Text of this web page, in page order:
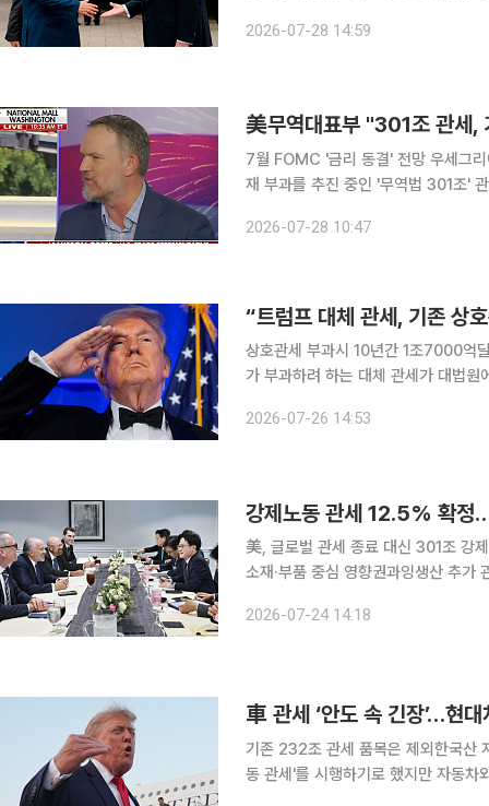
전날 대변인 명의 성명에서 미국이 양
2026-07-28 14:59
美무역대표부 "301조 관세,
7월 FOMC '금리 동결' 전망 우세그리어 대표 "관세
재 부과를 추진 중인 '무역법 301조'
연해 "연방준비제도(Fed·연준) 금리
2026-07-28 10:47
“트럼프 대체 관세, 기존 상
상호관세 부과시 10년간 1조7000억
가 부과하려 하는 대체 관세가 대법
(CRFB)’는 최근 ‘301조와 338조 관
2026-07-26 14:53
美, 글로벌 관세 종료 대신 301조 강
소재·부품 중심 영향권과잉생산 추가 관세 검토에
영향을 점검하고 있다. 당장 산업 전
2026-07-24 14:18
車 관세 ‘안도 속 긴장’…현
기존 232조 관세 품목은 제외한국산 자동차 15% 관세 유지
동 관세'를 시행하기로 했지만 자동